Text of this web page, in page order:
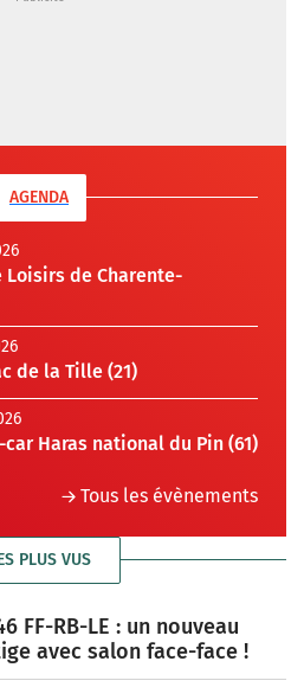
AGENDA
Loisirs de Charente-
de la Tille (21)
Haras national du Pin (61)
Tous les évènements
PLUS VUS
FF-RB-LE : un nouveau
avec salon face-face !